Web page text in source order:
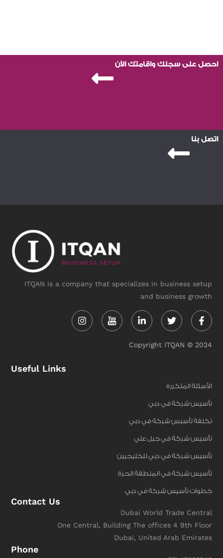
احصل على سجلك واقامتك الآن
اتصل بنا
ITQAN is a company that specializes in business setup
and business growth
in f
Copyright ITQAN © 2024
Useful Links
الأسئلة المتكررة
تأسيس شركة في دبي
تكلفة تأسيس شركة في دبي
تأسيس شركة في جبل علي
تأسيس شركة في دبي للخليجيين
تأسيس شركة في المنطقة الحرة
خطوات تأسيس شركة في دبي
Contact Us
Dubai World Trade Central
One Central, Building The offices 4 9th Floor
Dubai, United Arab Emirates
Phone